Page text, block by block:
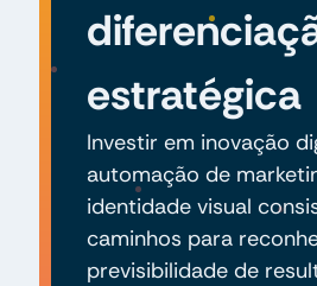
estratégica
Investir em inovação
automação de
identidade visual
caminhos para
previsibilidade de